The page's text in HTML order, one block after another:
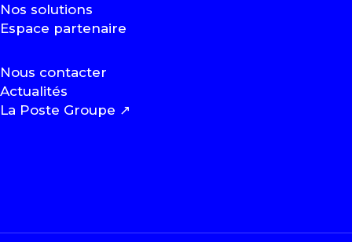
Nos solutions
Espace partenaire
Nous contacter
Actualités
La Poste Groupe ↗